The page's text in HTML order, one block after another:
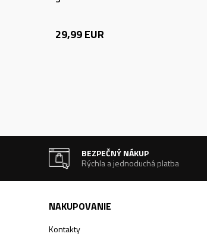
29,99EUR
BEZPEČNÝ NÁKUP
Rýchla a jednoduchá platba
NAKUPOVANIE
Kontakty